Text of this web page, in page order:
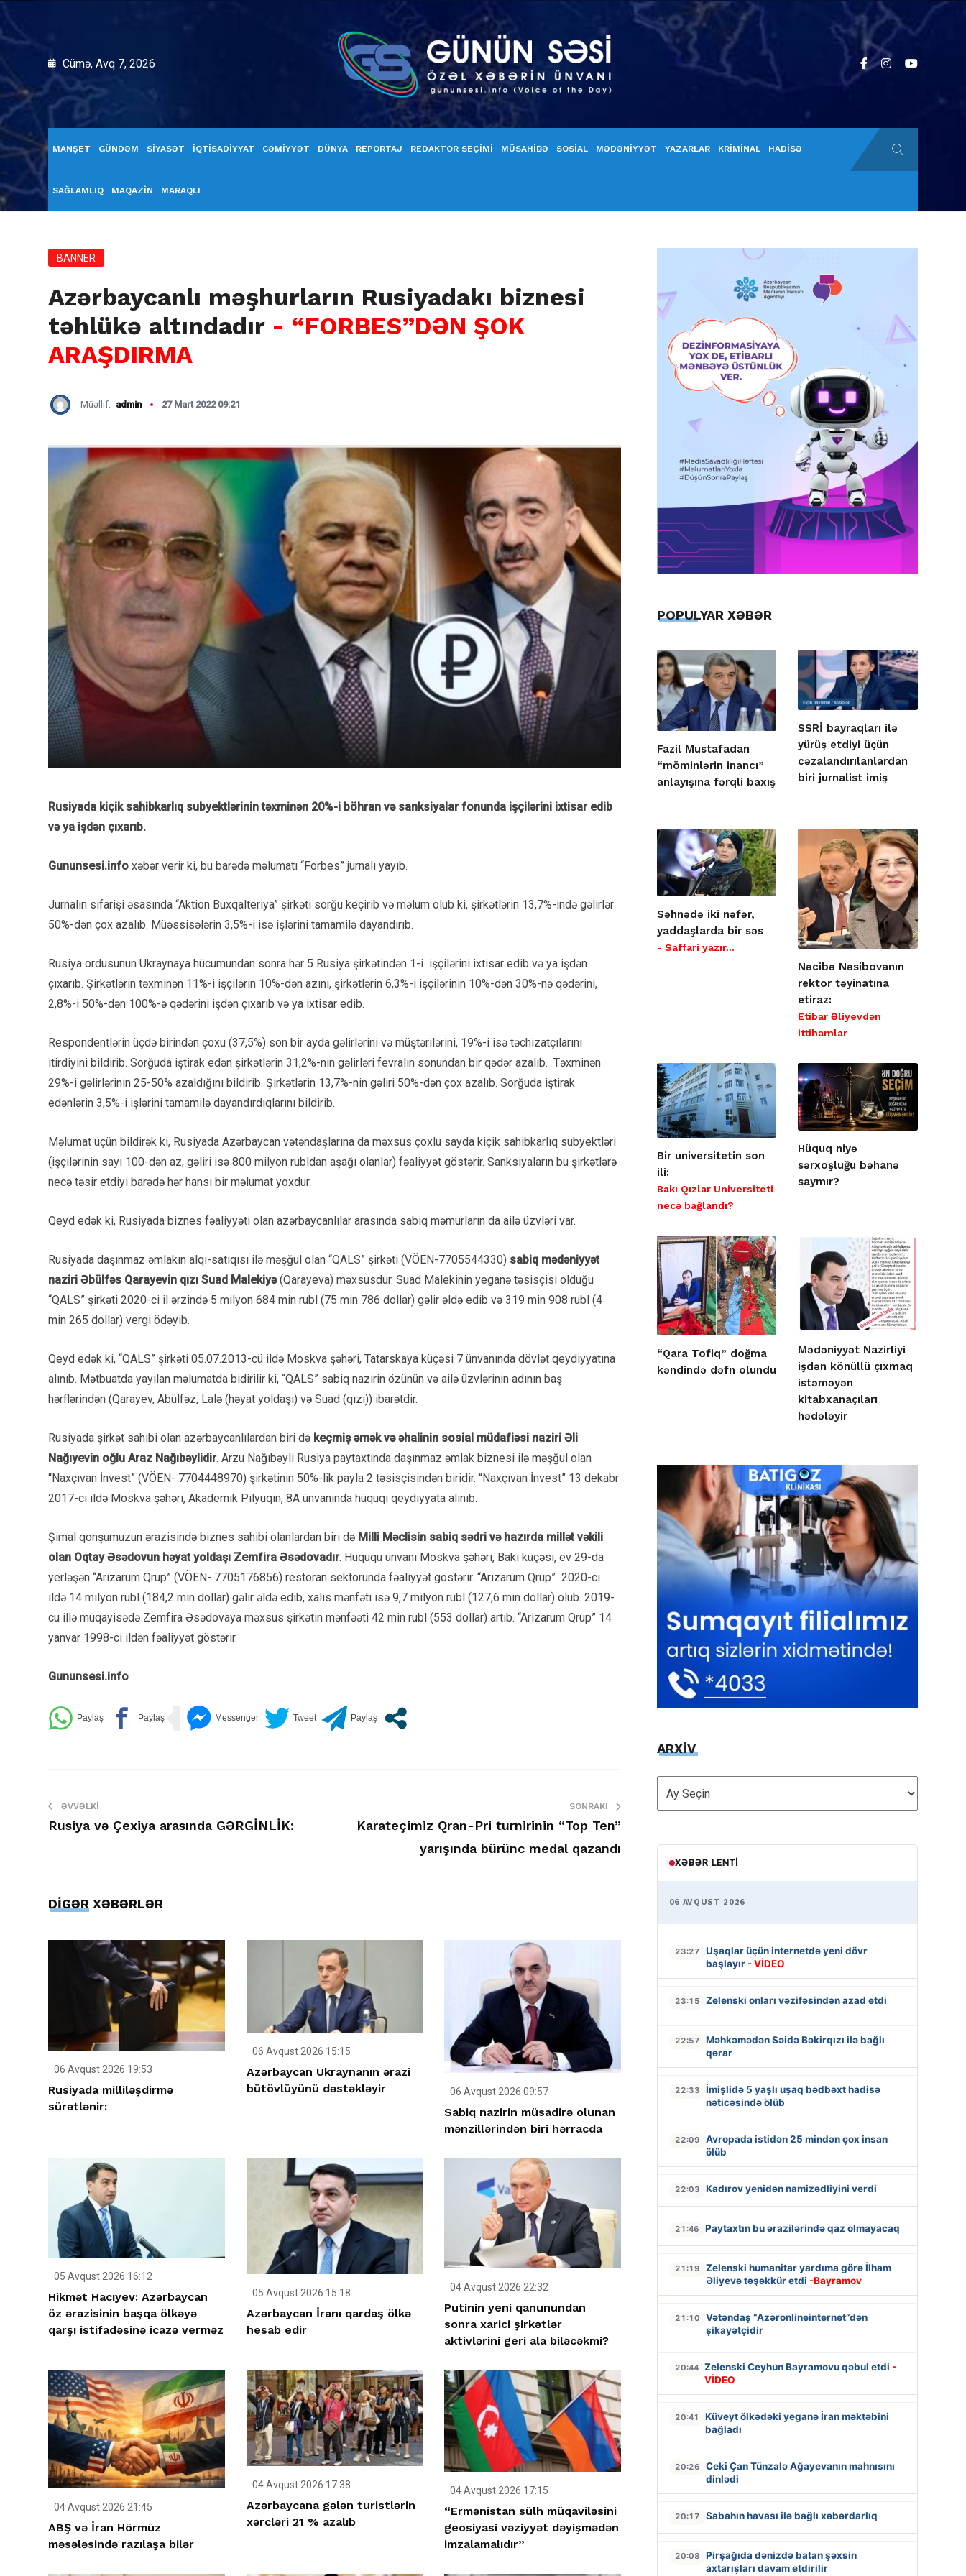
Cümə, Avq 7, 2026
MANŞET GÜNDƏM SİYASƏT İQTİSADİYYAT CƏMİYYƏT DÜNYA REPORTAJ REDAKTOR SEÇİMİ MÜSAHİBƏ SOSİAL MƏDƏNİYYƏT YAZARLAR KRİMİNAL HADİSƏ
SAĞLAMLIQ MAQAZİN MARAQLI
BANNER
Azərbaycanlı məşhurların Rusiyadakı biznesi
təhlükə altındadır - “FORBES”DƏN ŞOK
ARAŞDIRMA
Müəllif: admin 27 Mart 2022 09:21
Rusiyada kiçik sahibkarlıq subyektlərinin təxminən 20%-i böhran və sanksiyalar fonunda işçilərini ixtisar edib
və ya işdən çıxarıb.
Gununsesi.info xəbər verir ki, bu barədə məlumatı “Forbes” jurnalı yayıb.
Jurnalın sifarişi əsasında “Aktion Buxqalteriya” şirkəti sorğu keçirib və məlum olub ki, şirkətlərin 13,7%-ində gəlirlər
50%-dən çox azalıb. Müəssisələrin 3,5%-i isə işlərini tamamilə dayandırıb.
Rusiya ordusunun Ukraynaya hücumundan sonra hər 5 Rusiya şirkətindən 1-i işçilərini ixtisar edib və ya işdən
çıxarıb. Şirkətlərin təxminən 11%-i işçilərin 10%-dən azını, şirkətlərin 6,3%-i işçilərinin 10%-dən 30%-nə qədərini,
2,8%-i 50%-dən 100%-ə qədərini işdən çıxarıb və ya ixtisar edib.
Respondentlərin üçdə birindən çoxu (37,5%) son bir ayda gəlirlərini və müştərilərini, 19%-i isə təchizatçılarını
itirdiyini bildirib. Sorğuda iştirak edən şirkətlərin 31,2%-nin gəlirləri fevralın sonundan bir qədər azalıb. Təxminən
29%-i gəlirlərinin 25-50% azaldığını bildirib. Şirkətlərin 13,7%-nin gəliri 50%-dən çox azalıb. Sorğuda iştirak
edənlərin 3,5%-i işlərini tamamilə dayandırdıqlarını bildirib.
Məlumat üçün bildirək ki, Rusiyada Azərbaycan vətəndaşlarına da məxsus çoxlu sayda kiçik sahibkarlıq subyektləri
(işçilərinin sayı 100-dən az, gəliri isə 800 milyon rubldan aşağı olanlar) fəaliyyət göstərir. Sanksiyaların bu şirkətlərə
necə təsir etdiyi barədə hər hansı bir məlumat yoxdur.
Qeyd edək ki, Rusiyada biznes fəaliyyəti olan azərbaycanlılar arasında sabiq məmurların da ailə üzvləri var.
Rusiyada daşınmaz əmlakın alqı-satıqısı ilə məşğul olan “QALS” şirkəti (VÖEN-7705544330) sabiq mədəniyyət
naziri Əbülfəs Qarayevin qızı Suad Malekiyə(Qarayeva) məxsusdur. Suad Malekinin yeganə təsisçisi olduğu
“QALS” şirkəti 2020-ci il ərzində 5 milyon 684 min rubl (75 min 786 dollar) gəlir əldə edib və 319 min 908 rubl (4
min 265 dollar) vergi ödəyib.
Qeyd edək ki, “QALS” şirkəti 05.07.2013-cü ildə Moskva şəhəri, Tatarskaya küçəsi 7 ünvanında dövlət qeydiyyatına
alınıb. Mətbuatda yayılan məlumatda bidirilir ki, “QALS” sabiq nazirin özünün və ailə üzvlərinin adının baş
hərflərindən (Qarayev, Abülfəz, Lalə (həyat yoldaşı) və Suad (qızı)) ibarətdir.
Rusiyada şirkət sahibi olan azərbaycanlılardan biri də keçmiş əmək və əhalinin sosial müdafiəsi naziri Əli
Nağıyevin oğlu Araz Nağıbəylidir. Arzu Nağıbəyli Rusiya paytaxtında daşınmaz əmlak biznesi ilə məşğul olan
“Naxçıvan İnvest” (VÖEN- 7704448970) şirkətinin 50%-lik payla 2 təsisçisindən biridir. “Naxçıvan İnvest” 13 dekabr
2017-ci ildə Moskva şəhəri, Akademik Pilyuqin, 8A ünvanında hüquqi qeydiyyata alınıb.
Şimal qonşumuzun ərazisində biznes sahibi olanlardan biri də Milli Məclisin sabiq sədri və hazırda millət vəkili
olan Oqtay Əsədovun həyat yoldaşı Zemfira Əsədovadır. Hüququ ünvanı Moskva şəhəri, Bakı küçəsi, ev 29-da
yerləşən “Arizarum Qrup” (VÖEN- 7705176856) restoran sektorunda fəaliyyət göstərir. “Arizarum Qrup” 2020-ci
ildə 14 milyon rubl (184,2 min dollar) gəlir əldə edib, xalis mənfəti isə 9,7 milyon rubl (127,6 min dollar) olub. 2019-
cu illə müqayisədə Zemfira Əsədovaya məxsus şirkətin mənfəəti 42 min rubl (553 dollar) artıb. “Arizarum Qrup” 14
yanvar 1998-ci ildən fəaliyyət göstərir.
Gununsesi.info
ƏVVƏLKI
Rusiya və Çexiya arasında GƏRGİNLİK:
SONRAKI
Karateçimiz Qran-Pri turnirinin “Top Ten”
yarışında bürünc medal qazandı
DİGƏR XƏBƏRLƏR
06 Avqust 2026 19:53
Rusiyada milliləşdirmə
sürətlənir:
06 Avqust 2026 15:15
Azərbaycan Ukraynanın ərazi
bütövlüyünü dəstəkləyir
06 Avqust 2026 09:57
Sabiq nazirin müsadirə olunan
mənzillərindən biri hərracda
05 Avqust 2026 16:12
Hikmət Hacıyev: Azərbaycan
öz ərazisinin başqa ölkəyə
qarşı istifadəsinə icazə verməz
05 Avqust 2026 15:18
Azərbaycan İranı qardaş ölkə
hesab edir
04 Avqust 2026 22:32
Putinin yeni qanunundan
sonra xarici şirkətlər
aktivlərini geri ala biləcəkmi?
04 Avqust 2026 21:45
ABŞ və İran Hörmüz
məsələsində razılaşa bilər
04 Avqust 2026 17:38
Azərbaycana gələn turistlərin
xərcləri 21 % azalıb
04 Avqust 2026 17:15
“Ermənistan sülh müqaviləsini
geosiyasi vəziyyət dəyişmədən
imzalamalıdır”
POPULYAR XƏBƏR
Fazil Mustafadan
“möminlərin inancı”
anlayışına fərqli baxış
SSRİ bayraqları ilə
yürüş etdiyi üçün
cəzalandırılanlardan
biri jurnalist imiş
Səhnədə iki nəfər,
yaddaşlarda bir səs
- Saffari yazır…
Nəcibə Nəsibovanın
rektor təyinatına
etiraz:
Etibar Əliyevdən
ittihamlar
Bir universitetin son
ili:
Bakı Qızlar Universiteti
necə bağlandı?
Hüquq niyə
sərxoşluğu bəhanə
saymır?
“Qara Tofiq” doğma
kəndində dəfn olundu
Mədəniyyət Nazirliyi
işdən könüllü çıxmaq
istəməyən
kitabxanaçıları
hədələyir
ARXİV
ARXİV
XƏBƏR LENTI
06 AVQUST 2026
23:27
Uşaqlar üçün internetdə yeni dövr
başlayır - VİDEO
23:15 Zelenski onları vəzifəsindən azad etdi
22:57
Məhkəmədən Səidə Bəkirqızı ilə bağlı
qərar
22:33
İmişlidə 5 yaşlı uşaq bədbəxt hadisə
nəticəsində ölüb
22:09
Avropada istidən 25 mindən çox insan
ölüb
22:03 Kadırov yenidən namizədliyini verdi
21:46 Paytaxtın bu ərazilərində qaz olmayacaq
21:19
Zelenski humanitar yardıma görə İlham
Əliyevə təşəkkür etdi -Bayramov
21:10
Vətəndaş “Azəronlineinternet”dən
şikayətçidir
20:44 Zelenski Ceyhun Bayramovu qəbul etdi -
VİDEO
20:41
Küveyt ölkədəki yeganə İran məktəbini
bağladı
20:26
Ceki Çan Tünzalə Ağayevanın mahnısını
dinlədi
20:17 Sabahın havası ilə bağlı xəbərdarlıq
20:08
Pirşağıda dənizdə batan şəxsin
axtarışları davam etdirilir